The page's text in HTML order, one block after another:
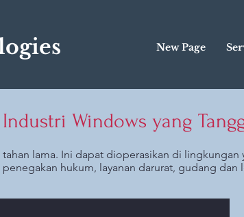
New Page
Windows yang
lama. Ini dapat dioperasikan di lingkungan
hukum, layanan darurat, gudang